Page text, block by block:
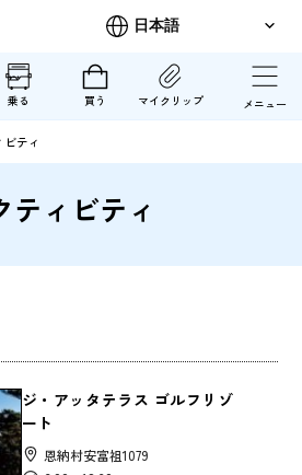
乗る 買う マイクリップ メニュー
ティ
ティビティ
ジ・アッタテラス ゴルフリゾ
ート
恩納村安富祖1079